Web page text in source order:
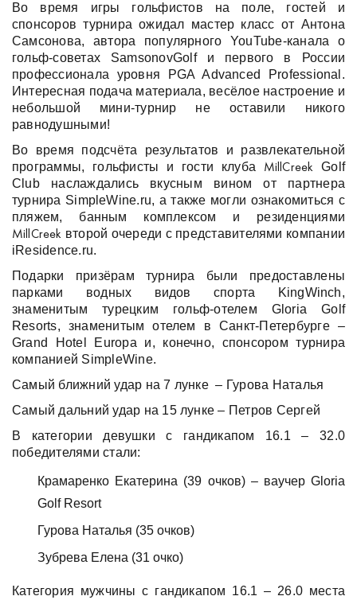
Во время игры гольфистов на поле, гостей и
спонсоров турнира ожидал мастер класс от Антона
Самсонова, автора популярного YouTube-канала о
гольф-советах SamsonovGolfи первого в России
профессионала уровня
PGA Advanced Professional .
Интересная подача материала, весёлое настроение и
небольшой мини-турнир не оставили никого
равнодушными!
Во время подсчёта результатов и развлекательной
программы, гольфисты и гости клуба
MillCreek
Golf
Clubнаслаждались вкусным вином от партнера
турнира SimpleWine.ru, а также могли ознакомиться с
пляжем, банным комплексом и резиденциями
MillCreek второй очереди с представителями компании
iResidence.ru.
Подарки призёрам турнира были предоставлены
парками водных видов спорта
KingWinch,
знаменитым турецким гольф-отелем Gloria
Golf
Resorts, знаменитым отелем в Санкт-Петербурге –
Grand
Hotel Europaи, конечно, спонсором турнира
компанией SimpleWine.
Самый ближний удар на 7 лунке – Гурова Наталья
Самый дальний удар на 15 лунке – Петров Сергей
В категории девушки с гандикапом 16.1 – 32.0
победителями стали:
Крамаренко Екатерина (39 очков) – ваучер Gloria
Golf Resort
Гурова Наталья (35 очков)
Зубрева Елена (31 очко)
Категория мужчины с гандикапом 16.1 – 26.0 места